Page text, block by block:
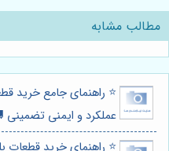
مطالب مشابه
⭐️ راهنمای جامع خرید
عملکرد و ایمنی تضمینی